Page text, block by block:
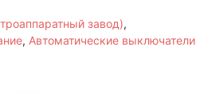
завод),
, Автоматические выключатели